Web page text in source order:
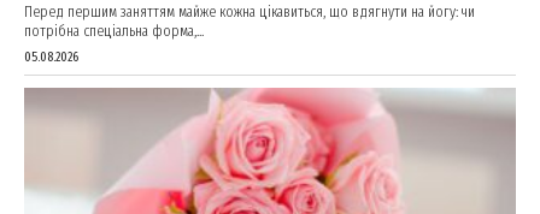
Перед першим заняттям майже кожна цікавиться, що вдягнути на йогу: чи
потрібна спеціальна форма,...
05.08.2026